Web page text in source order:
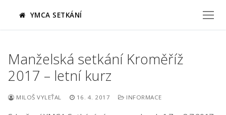
YMCA SETKÁNÍ
Manželská setkání Kroměříž
2017 – letní kurz
MILOŠ VYLEŤAL 16. 4. 2017 INFORMACE